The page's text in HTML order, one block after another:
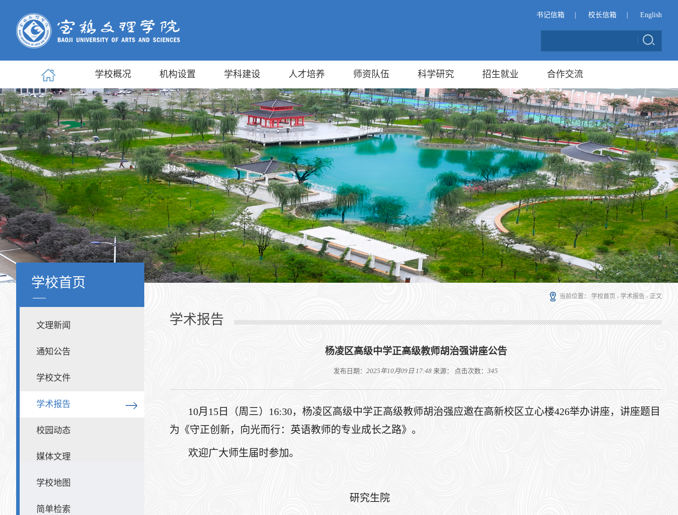
书记信箱 校长信箱 English
学校概况 机构设置 学科建设 人才培养 师资队伍 科学研究 招生就业 合作交流
学校首页
文理新闻
通知公告
学校文件
学术报告
校园动态
媒体文理
学校地图
简单检索
当前位置： 学校首页 - 学术报告 - 正文
学术报告
杨凌区高级中学正高级教师胡治强讲座公告
发布日期： 2025年10月09日 17:48 来源： 点击次数： 345
10月15日（周三）16:30，杨凌区高级中学正高级教师胡治强应邀在高新校区立心楼426举办讲座，讲座题目
为《守正创新，向光而行：英语教师的专业成长之路》。
欢迎广大师生届时参加。
研究生院